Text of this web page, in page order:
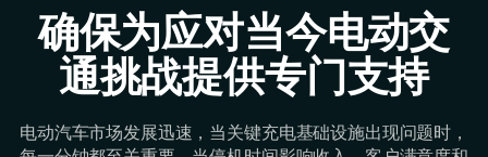
确保为应对当今电动交
通挑战提供专门支持
电动汽车市场发展迅速，当关键充电基础设施出现问题时，